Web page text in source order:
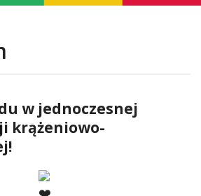
w jednoczesnej
krążeniowo-